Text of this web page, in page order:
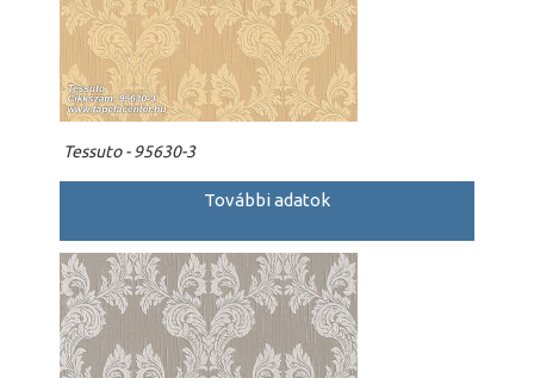
Tessuto - 95630-3
További adatok